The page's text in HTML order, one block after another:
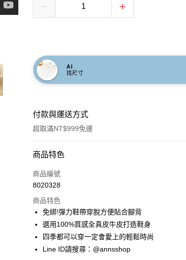
AI
找尺寸
付款與運送方式
超取滿NT$999免運
付款方式
信用卡一次付款
3 期 0 利率 每期 NT$726
合作金庫商業銀行
第一商業銀行
華南商業銀行
彰化商業銀行
國泰世華商業銀行
6 期 0 利率 每期NT$363
合作金庫商業銀行
第一商業銀行
華南商業銀行
購物金
商品特色
商品編號
8020328
商品特色
免綁!彈力鞋帶穿脫方便貼合腳背
選用100%質感全真皮牛皮打造鞋身
四季都可以穿一定會愛上的輕鬆時尚
Line ID請搜尋：@annsshop